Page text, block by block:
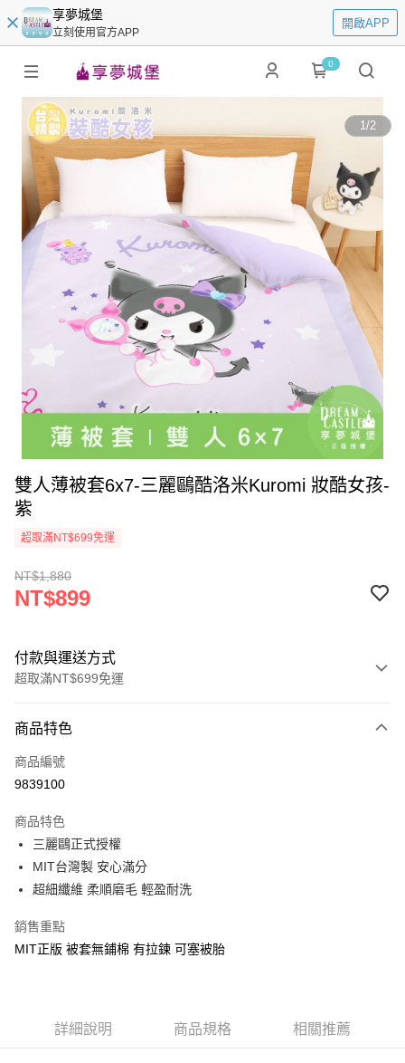
享夢城堡
立刻使用官方APP
開啟APP
0
1/2
雙人薄被套6x7-三麗鷗酷洛米Kuromi 妝酷女孩-
紫
超取滿NT$699免運
NT$1,880
NT$899
付款與運送方式
超取滿NT$699免運
信用卡一次付款
超商取貨付款
Apple Pay
街口支付
Google Pay
商品特色
商品編號
9839100
商品特色
三麗鷗正式授權
MIT台灣製 安心滿分
超細纖維 柔順磨毛 輕盈耐洗
銷售重點
MIT正版 被套無鋪棉 有拉鍊 可塞被胎
詳細說明 商品規格 相關推薦